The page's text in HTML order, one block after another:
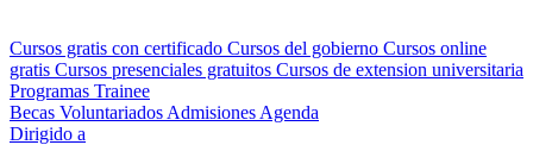
Cursos gratis con certificado Cursos del gobierno Cursos online
gratis Cursos presenciales gratuitos Cursos de extension universitaria
Programas Trainee
Becas Voluntariados Admisiones Agenda
Dirigido a